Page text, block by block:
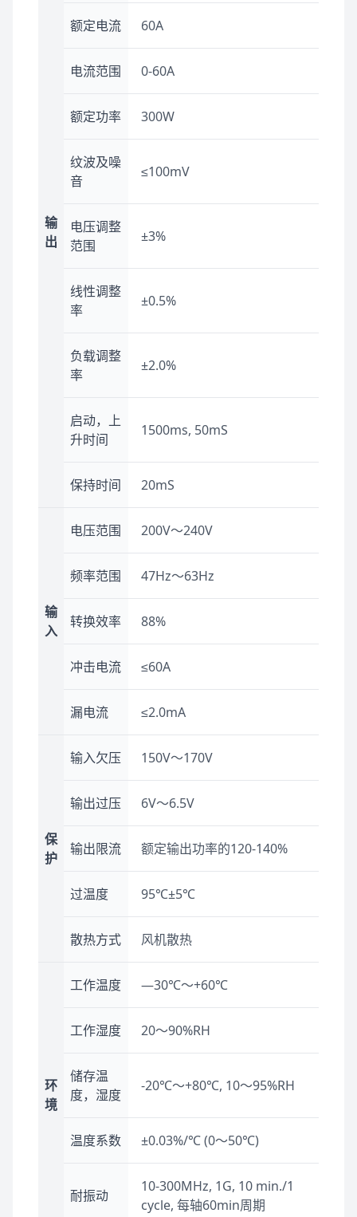
输
出
额定电流 60A
电流范围 0-60A
额定功率 300W
纹波及噪
音
≤100mV
电压调整
范围
±3%
线性调整
率
±0.5%
负载调整
率
±2.0%
启动，上
升时间
1500ms, 50mS
保持时间 20mS
输
入
电压范围 200V～240V
频率范围 47Hz～63Hz
转换效率 88%
冲击电流 ≤60A
漏电流 ≤2.0mA
保
护
输入欠压 150V～170V
输出过压 6V～6.5V
输出限流 额定输出功率的120-140%
过温度 95℃±5℃
散热方式 风机散热
环
境
工作温度 —30℃～+60℃
工作湿度 20～90%RH
储存温
度，湿度
-20℃～+80℃, 10～95%RH
温度系数 ±0.03%/℃ (0～50℃)
耐振动
10-300MHz, 1G, 10 min./1
cycle, 每轴60min周期